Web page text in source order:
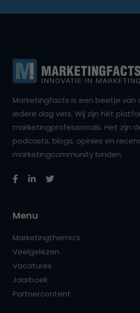
Marketingfacts is een beetje van
iedere dag vers. Wij zijn hét
marketingprofessionals. Het zijn
podcasts, blogs, opinies en
marketingcommunity binden.
Menu
Marketingthema’s
Veelgelezen
Vacatures
Jaarboek
Partnercontent